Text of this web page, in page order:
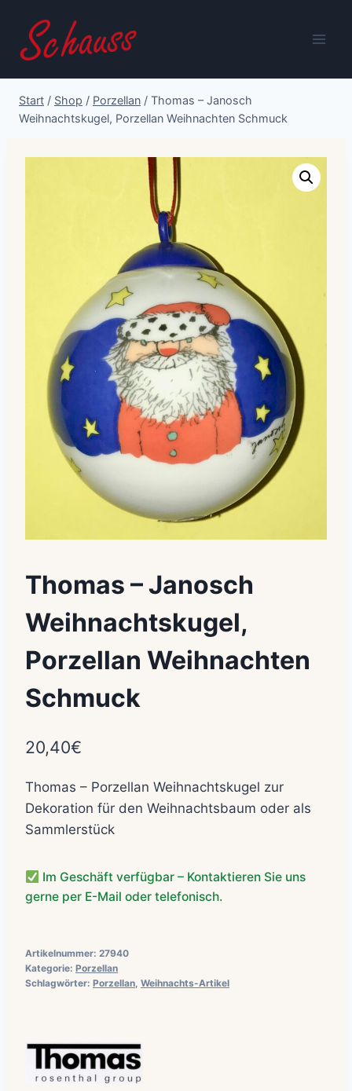
Inhalt
springen
Start / Shop / Porzellan / Thomas – Janosch
Weihnachtskugel, Porzellan Weihnachten Schmuck
Thomas – Janosch
Weihnachtskugel,
Porzellan Weihnachten
Schmuck
20,40€
Thomas – Porzellan Weihnachtskugel zur
Dekoration für den Weihnachtsbaum oder als
Sammlerstück
Im Geschäft verfügbar – Kontaktieren Sie uns
gerne per E-Mail oder telefonisch.
Artikelnummer: 27940
Kategorie: Porzellan
Schlagwörter: Porzellan Weihnachts-Artikel